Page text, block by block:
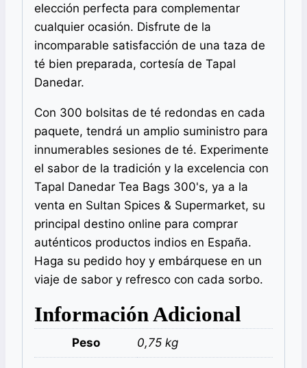
elección perfecta para complementar
cualquier ocasión. Disfrute de la
incomparable satisfacción de una taza de
té bien preparada, cortesía de Tapal
Danedar.
Con 300 bolsitas de té redondas en cada
paquete, tendrá un amplio suministro para
innumerables sesiones de té. Experimente
el sabor de la tradición y la excelencia con
Tapal Danedar Tea Bags 300's, ya a la
venta en Sultan Spices & Supermarket, su
principal destino online para comprar
auténticos productos indios en España.
Haga su pedido hoy y embárquese en un
viaje de sabor y refresco con cada sorbo.
Información Adicional
Peso 0,75 kg